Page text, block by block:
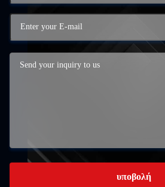
υποβολή